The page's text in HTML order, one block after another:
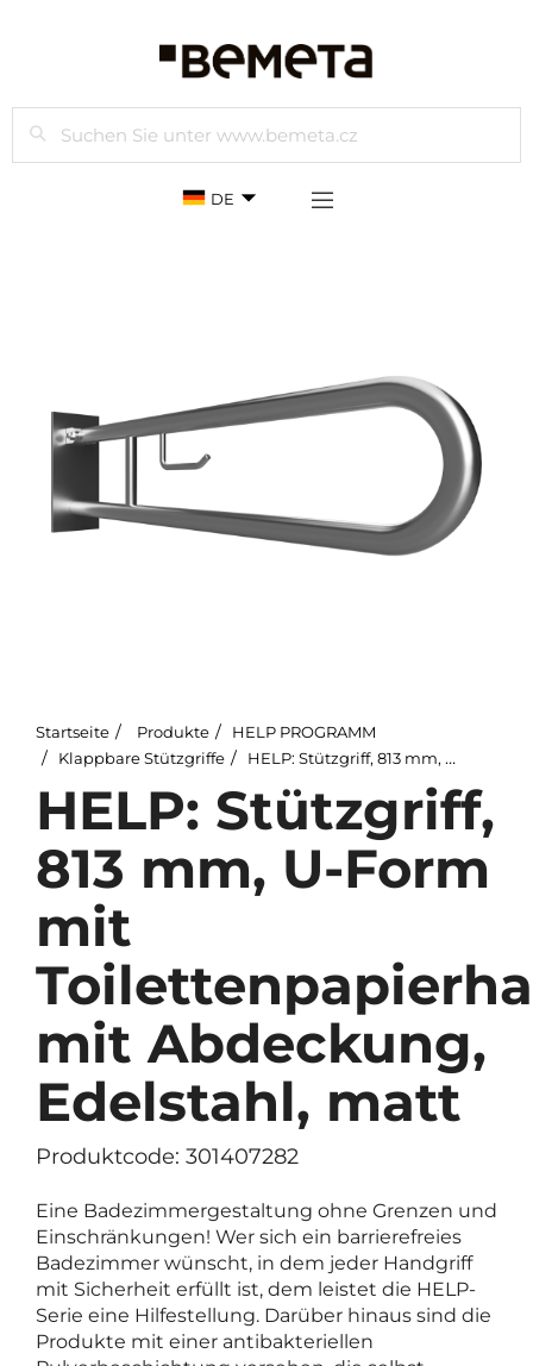
Suchen
DE
Startseite Produkte
HELP PROGRAMM
Klappbare Stützgriffe
HELP: Stützgriff, 813 mm, U-Form mit Toilettenpapierhalter, mit Abdeckung, Edelstahl, matt
HELP: Stützgriff,
813 mm, U-Form
mit
mit Abdeckung,
Edelstahl, matt
Produktcode: 301407282
Eine Badezimmergestaltung ohne Grenzen und
Einschränkungen! Wer sich ein barrierefreies
Badezimmer wünscht, in dem jeder Handgriff
mit Sicherheit erfüllt ist, dem leistet die HELP-
Serie eine Hilfestellung. Darüber hinaus sind die
Produkte mit einer antibakteriellen